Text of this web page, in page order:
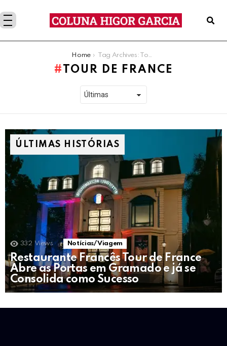
Home Tag Archives: Tour de France
TOUR DE FRANCE
ÚLTIMAS HISTÓRIAS
332 Views Notícias/ Viagem
Restaurante Francês Tour de France
Abre as Portas em Gramado e já se
Consolida como Sucesso